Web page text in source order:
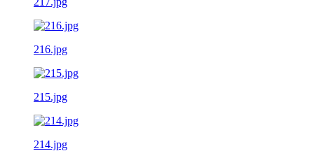
216.jpg
215.jpg
214.jpg